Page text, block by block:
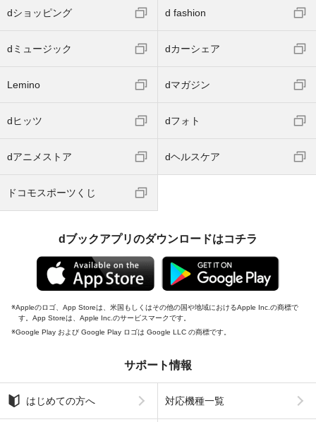
dショッピング d fashion
dミュージック dカーシェア
Lemino dマガジン
dヒッツ dフォト
dアニメストア dヘルスケア
ドコモスポーツくじ
dブックアプリのダウンロードはコチラ
Appleのロゴ、App Storeは、米国もしくはその他の国や地域におけるApple Inc.の商標で
す。App Storeは、Apple Inc.のサービスマークです。
Google Play および Google Play ロゴは Google LLC の商標です。
サポート情報
はじめての方へ 対応機種一覧